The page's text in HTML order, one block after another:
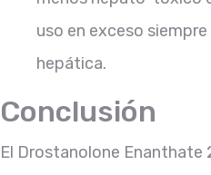
uso en exceso
hepática.
Conclusión
El Drostanolone Enanthate